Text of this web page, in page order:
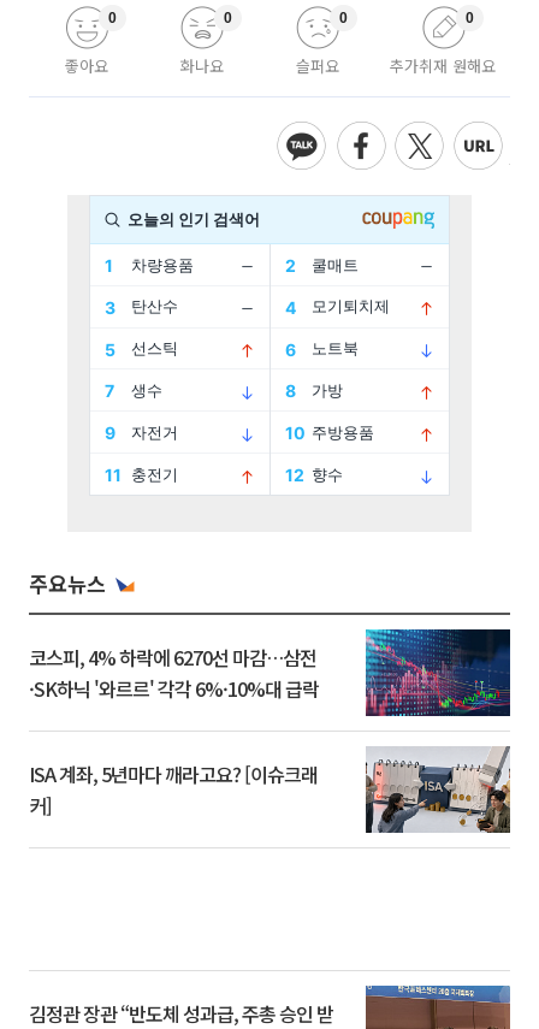
좋아요
0
화나요
0
슬퍼요
0
추가취재 원해요
0
주요뉴스
코스피, 4% 하락에 6270선 마감…삼전
·SK하닉 '와르르' 각각 6%·10%대 급락
ISA 계좌, 5년마다 깨라고요? [이슈크래
커]
김정관 장관 “반도체 성과급, 주총 승인 받